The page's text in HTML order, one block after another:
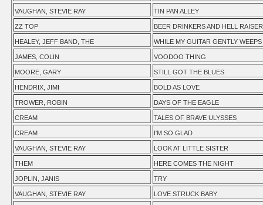
VAUGHAN, STEVIE RAY TIN PAN ALLEY
ZZ TOP BEER DRINKERS AND HELL
HEALEY, JEFF BAND, THE WHILE MY GUITAR GENTLY WEEPS
JAMES, COLIN VOODOO THING
MOORE, GARY STILL GOT THE BLUES
HENDRIX, JIMI BOLD AS LOVE
TROWER, ROBIN DAYS OF THE EAGLE
CREAM TALES OF BRAVE ULYSSES
CREAM I'M SO GLAD
VAUGHAN, STEVIE RAY LOOK AT LITTLE SISTER
THEM HERE COMES THE NIGHT
JOPLIN, JANIS TRY
VAUGHAN, STEVIE RAY LOVE STRUCK BABY